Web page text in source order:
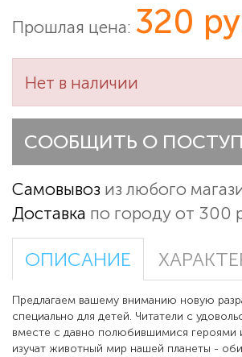
Прошлая цена: 320
Нет в наличии
СООБЩИТЬ О
Самовывоз из любого
Доставка по городу от 300
ОПИСАНИЕ
Предлагаем вашему вниманию новую
специально для детей. Читатели с
вместе с давно полюбившимися героями
изучат животный мир нашей планеты -